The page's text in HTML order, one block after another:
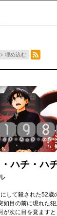
埋め込む
RSSフィード
ハチ・ハ
して殺された52歳
目の前に現れた
が次に目を覚ます